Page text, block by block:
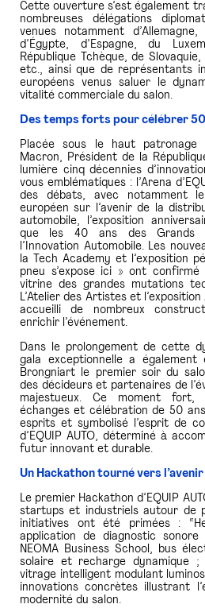
Cette ouverture s’est également
nombreuses délégations
venues notamment
d’Égypte, d’Espagne, du
République Tchèque, de
etc., ainsi que de représentants
européens venus saluer le
vitalité commerciale du salon.
Des temps forts pour célébrer 50
Placée sous le haut patronage
Macron, Président de la
lumière cinq décennies
vous emblématiques : l’Arena
des débats, avec notamment
européen sur l’avenir de la
automobile, l’exposition
que les 40 ans des Grands
l’Innovation Automobile. Les
la Tech Academy et l’exposition
pneu s’expose ici » ont
vitrine des grandes mutations
L’Atelier des Artistes et
accueilli de nombreux
enrichir l’événement.
Dans le prolongement de cette
gala exceptionnelle a également
Brongniart le premier soir du
des décideurs et partenaires de
majestueux. Ce moment fort,
échanges et célébration de 50
esprits et symbolisé l’esprit de
d’EQUIP AUTO, déterminé à
futur innovant et durable.
Un Hackathon tourné vers l’avenir
Le premier Hackathon d’EQUIP
startups et industriels autour de
initiatives ont été primées :
application de diagnostic sonore
NEOMA Business School, bus
solaire et recharge dynamique ;
vitrage intelligent modulant
innovations concrètes illustrant
modernité du salon.